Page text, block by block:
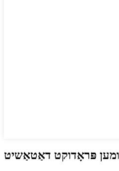
פּראָדוקט דאַטאַשיט